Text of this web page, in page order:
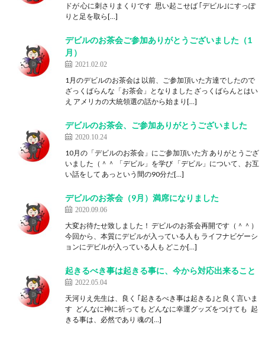
ドが 心に刺さりまくりです 思い起こせば ｢デビル｣にすっぽ
りと足を取ら[…]
デビルのお茶会ご参加ありがとうございました（1
月）
2021.02.02
1月のデビルのお茶会は 以前、ご参加頂いた方達でしたので
ざっくばらんな「お茶会」となりました ざっくばらんとはい
え アメリカの大統領選の話から始まり[…]
デビルのお茶会、ご参加ありがとうございました
2020.10.24
10月の「デビルのお茶会」にご参加頂いた方 ありがとうござ
いました（＾＾ 「デビル」を学び 「デビル」について、お互
い話をして あっという間の90分だ[…]
デビルのお茶会（9月）満席になりました
2020.09.06
大変お待たせ致しました！ デビルのお茶会再開です（＾＾）
今回から、本質にデビルが入っている人も ライフナビゲーシ
ョンにデビルが入っている人も どこか[…]
起きるべき事は起きる事に、今から対応出来ること
2022.05.04
天河りえ先生は、良く ｢起きるべき事は起きる｣と良く言いま
す どんなに神に祈っても どんなに幸運グッズをつけても 起
きる事は、必然であり 魂の[…]